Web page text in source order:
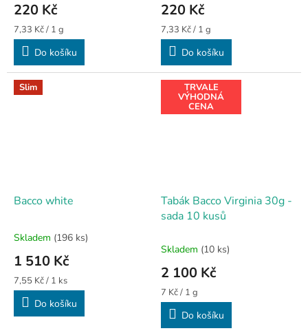
220 Kč
Měrná
cena:
7,33 Kč / 1 g
Do košíku
220 Kč
Měrná
cena:
7,33 Kč / 1 g
Do košíku
Slim
Bacco white
Průměrné
hodnocení
produktu
je
5,0
5
Skladem (196 ks)
1 510 Kč
Měrná
cena:
7,55 Kč / 1 ks
Do košíku
TRVALE
VÝHODNÁ
CENA
Tabák Bacco Virginia 30g -
sada 10 kusů
Skladem (10 ks)
2 100 Kč
Měrná
cena:
7 Kč / 1 g
Do košíku